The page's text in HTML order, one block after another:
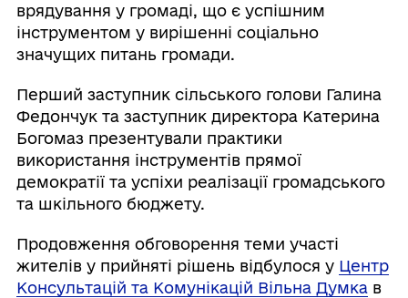
врядування у громаді, що є успішним
інструментом у вирішенні соціально
значущих питань громади.
Перший заступник сільського голови Галина
Федончук та заступник директора Катерина
Богомаз презентували практики
використання інструментів прямої
демократії та успіхи реалізації громадського
та шкільного бюджету.
Продовження обговорення теми участі
жителів у прийняті рішень відбулося у Центр
Консультацій та Комунікацій Вільна Думкав